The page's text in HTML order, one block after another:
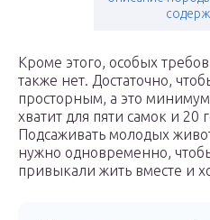
Кроме этого, особых
также нет. Достаточно,
просторным, а это
хватит для пяти самок и 20
Подсаживать молодых
нужно одновременно,
привыкали жить вместе и